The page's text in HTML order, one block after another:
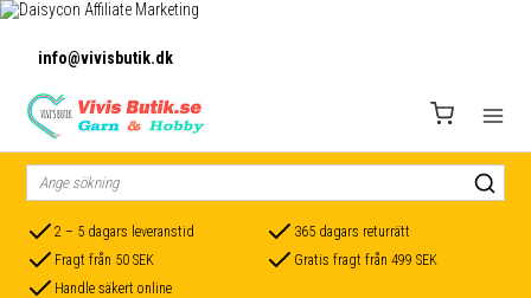
info@vivisbutik.dk
2 – 5 dagars leveranstid
365 dagars returrätt
Fragt från 50 SEK
Gratis fragt från 499 SEK
Handle säkert online